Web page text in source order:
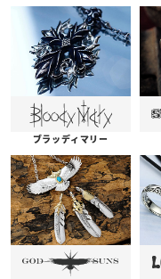
ブラッディマリー